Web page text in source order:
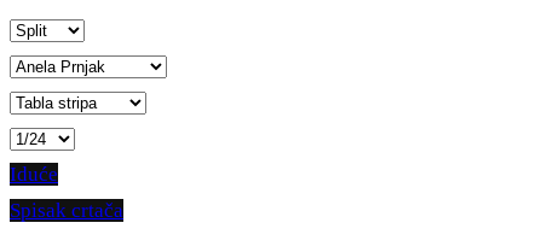
Iduće
Spisak crtača